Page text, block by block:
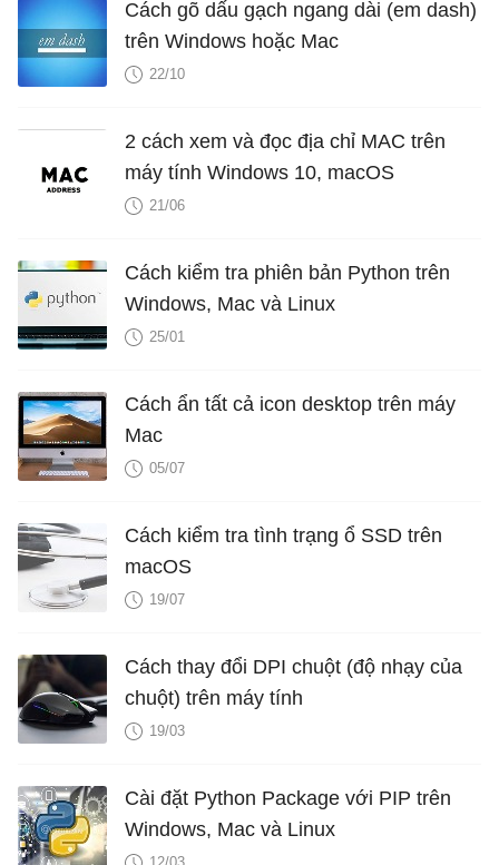
Cách gõ dấu gạch ngang dài (em dash)
trên Windows hoặc Mac
22/10
2 cách xem và đọc địa chỉ MAC trên
máy tính Windows 10, macOS
21/06
Cách kiểm tra phiên bản Python trên
Windows, Mac và Linux
25/01
Cách ẩn tất cả icon desktop trên máy
Mac
05/07
Cách kiểm tra tình trạng ổ SSD trên
macOS
19/07
Cách thay đổi DPI chuột (độ nhạy của
chuột) trên máy tính
19/03
Cài đặt Python Package với PIP trên
Windows, Mac và Linux